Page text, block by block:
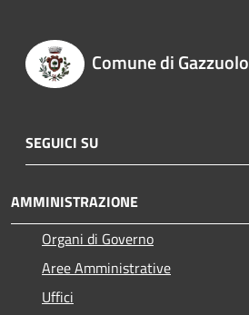
Comune di Gazzuolo
SEGUICI SU
AMMINISTRAZIONE
Organi di Governo
Aree Amministrative
Uffici